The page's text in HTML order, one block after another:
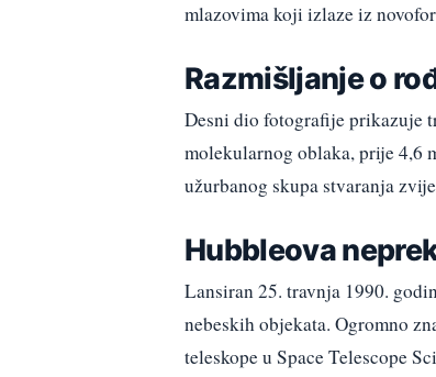
mlazovima koji izlaze iz
Razmišljanje o
Desni dio fotografije prikazuje
molekularnog oblaka, prije 4,6
užurbanog skupa stvaranja
Hubbleova
Lansiran 25. travnja 1990.
nebeskih objekata. Ogromno
teleskope u Space Telescope